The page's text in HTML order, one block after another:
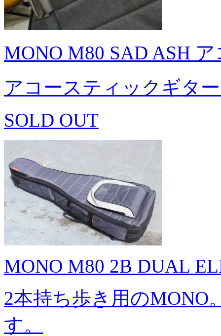
MONO M80 SAD ASH
アコースティックギタ
SOLD OUT
MONO M80 2B DUAL
2本持ち歩き用のMONO
す。